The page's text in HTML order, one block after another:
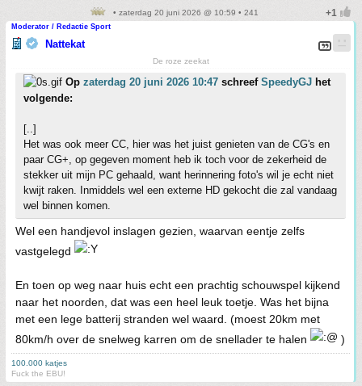
• zaterdag 20 juni 2026 @ 10:59 • 241
Moderator / Redactie Sport
Nattekat
De roze zeekat
Op zaterdag 20 juni 2026 10:47 schreef SpeedyGJ het
volgende:
[..]
Het was ook meer CC, hier was het juist genieten van de CG's en
paar CG+, op gegeven moment heb ik toch voor de zekerheid de
stekker uit mijn PC gehaald, want herinnering foto's wil je echt niet
kwijt raken. Inmiddels wel een externe HD gekocht die zal vandaag
wel binnen komen.
Wel een handjevol inslagen gezien, waarvan eentje zelfs
vastgelegd
En toen op weg naar huis echt een prachtig schouwspel kijkend
naar het noorden, dat was een heel leuk toetje. Was het bijna
met een lege batterij stranden wel waard. (moest 20km met
80km/h over de snelweg karren om de snellader te halen
)
100.000 katjes
Fuck the EBU!